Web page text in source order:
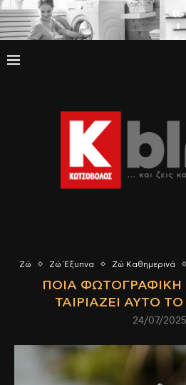
Ζώ Ζώ Έξυπνα Ζώ Καθημερινά
ΠΟΙΑ
ΤΑΙΡΙΆΖΕΙ ΑΥΤΌ
24/07/2025